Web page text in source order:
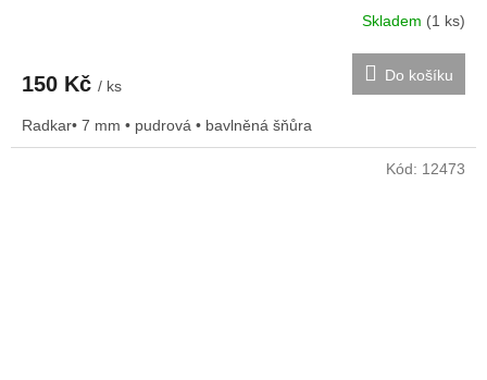
Skladem (1 ks)
150 Kč / ks
Do košíku
Radkar• 7 mm • pudrová • bavlněná šňůra
Kód: 12473